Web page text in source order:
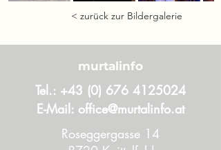
< zurück zur Bildergalerie
murtalinfo
Tel.: +43 (0) 676 4125024
E-Mail: office@murtalinfo.at
Roseggergasse 14